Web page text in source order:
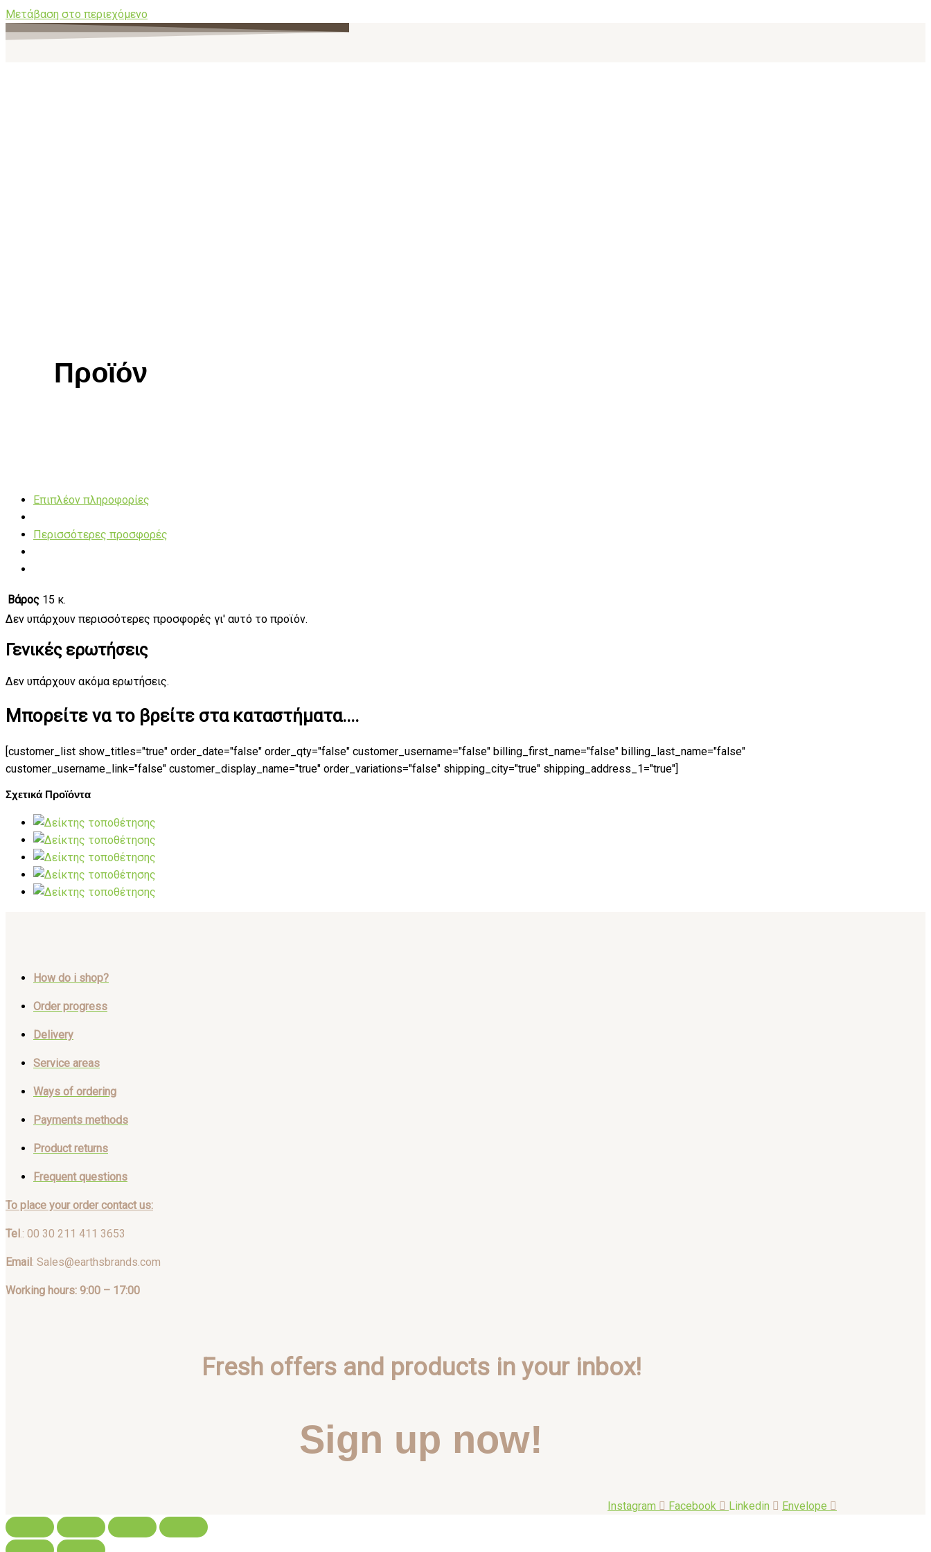
Μετάβαση στο περιεχόμενο
Προϊόν
Επιπλέον πληροφορίες
Περισσότερες προσφορές
Βάρος 15 κ.
Δεν υπάρχουν περισσότερες προσφορές γι' αυτό το προϊόν.
Γενικές ερωτήσεις
Δεν υπάρχουν ακόμα ερωτήσεις.
Μπορείτε να το βρείτε στα καταστήματα....
[customer_list show_titles="true" order_date="false" order_qty="false" customer_username="false" billing_first_name="false" billing_last_name="false"
customer_username_link="false" customer_display_name="true" order_variations="false" shipping_city="true" shipping_address_1="true"]
Σχετικά Προϊόντα
How do i shop?
Order progress
Delivery
Service areas
Ways of ordering
Payments methods
Product returns
Frequent questions
To place your order contact us:
Tel .: 00 30 211 411 3653
Email: Sales@earthsbrands.com
Working hours: 9:00 – 17:00
Fresh offers and products in your inbox!
Sign up now!
Instagram Facebook Linkedin Envelope